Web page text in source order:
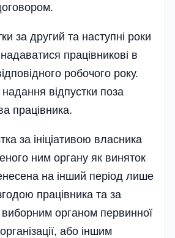
за другий та наступні роки
працівникові в
робочого року.
відпустки поза
працівника.
за ініціативою власника
ним органу як виняток
на інший період лише
працівника та за
органом первинної
або іншим